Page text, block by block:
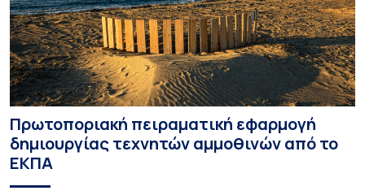
Πρωτοποριακή πειραματική εφαρμογή
δημιουργίας τεχνητών αμμοθινών από το
ΕΚΠΑ